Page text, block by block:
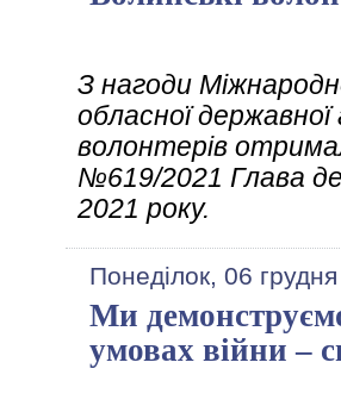
З нагоди
обласної
волонтерів
№619/2021 Глава
2021 року.
Понеділок, 06
Ми
умовах війни –